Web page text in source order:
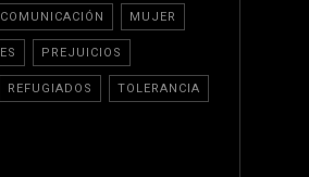
MUJER
PREJUICIOS
REFUGIADOS TOLERANCIA